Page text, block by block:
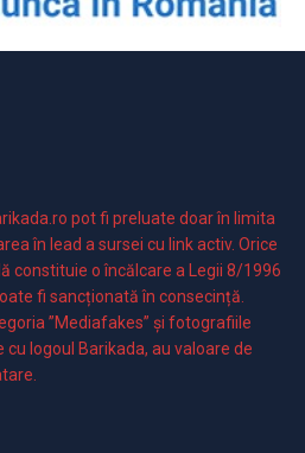
pot fi preluate doar în limita
în lead a sursei cu link activ. Orice
constituie o încălcare a Legii 8/1996
fi sancționată în consecință.
”Mediafakes” și fotografiile
logoul Barikada, au valoare de